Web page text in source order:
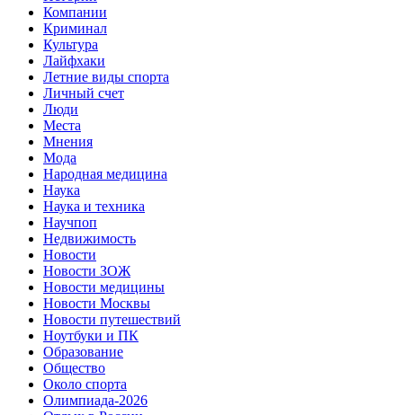
Компании
Криминал
Культура
Лайфхаки
Летние виды спорта
Личный счет
Люди
Места
Мнения
Мода
Народная медицина
Наука
Наука и техника
Научпоп
Недвижимость
Новости
Новости ЗОЖ
Новости медицины
Новости Москвы
Новости путешествий
Ноутбуки и ПК
Образование
Общество
Около спорта
Олимпиада-2026